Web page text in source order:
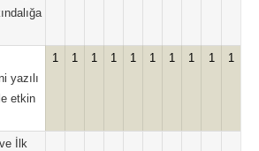
yazılı
etkin
1 1 1 1 1 1 1 1 1 1
İlk